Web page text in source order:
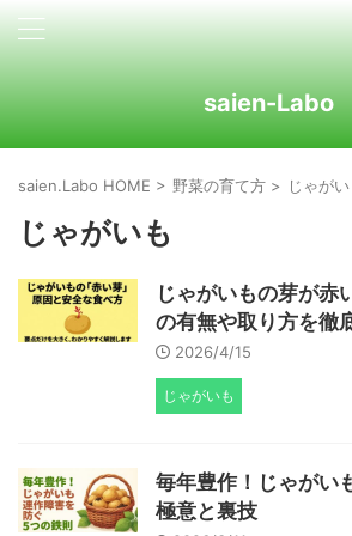
saien-Labo
saien.Labo HOME > 野菜の育て方 > じゃがい
じゃがいも
じゃがいもの芽が赤
の有無や取り方を徹
2026/4/15
じゃがいも
毎年豊作！じゃがい
極意と裏技